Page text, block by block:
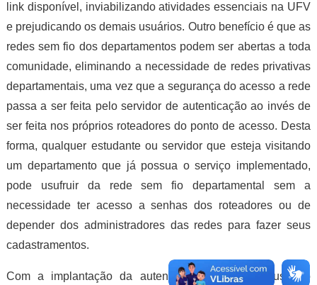
link disponível, inviabilizando atividades essenciais na UFV
e prejudicando os demais usuários. Outro benefício é que as
redes sem fio dos departamentos podem ser abertas a toda
comunidade, eliminando a necessidade de redes privativas
departamentais, uma vez que a segurança do acesso a rede
passa a ser feita pelo servidor de autenticação ao invés de
ser feita nos próprios roteadores do ponto de acesso. Desta
forma, qualquer estudante ou servidor que esteja visitando
um departamento que já possua o serviço implementado,
pode usufruir da rede sem fio departamental sem a
necessidade ter acesso a senhas dos roteadores ou de
depender dos administradores das redes para fazer seus
cadastramentos.
Com a implantação da autenticação, quando o usuário